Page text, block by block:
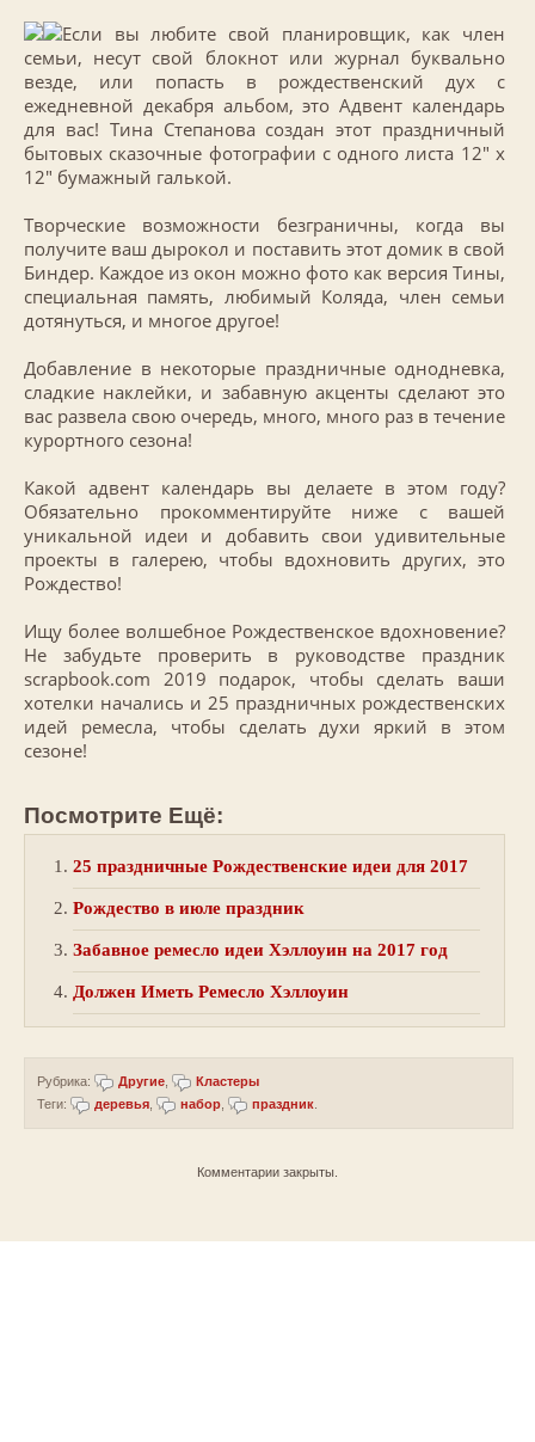
Если вы любите свой планировщик, как член
семьи, несут свой блокнот или журнал буквально
везде, или попасть в рождественский дух с
ежедневной декабря альбом, это Адвент календарь
для вас! Тина Степанова создан этот праздничный
бытовых сказочные фотографии с одного листа 12″ х
12″ бумажный галькой.
Творческие возможности безграничны, когда вы
получите ваш дырокол и поставить этот домик в свой
Биндер. Каждое из окон можно фото как версия Тины,
специальная память, любимый Коляда, член семьи
дотянуться, и многое другое!
Добавление в некоторые праздничные однодневка,
сладкие наклейки, и забавную акценты сделают это
вас развела свою очередь, много, много раз в течение
курортного сезона!
Какой адвент календарь вы делаете в этом году?
Обязательно прокомментируйте ниже с вашей
уникальной идеи и добавить свои удивительные
проекты в галерею, чтобы вдохновить других, это
Рождество!
Ищу более волшебное Рождественское вдохновение?
Не забудьте проверить в руководстве праздник
scrapbook.com 2019 подарок, чтобы сделать ваши
хотелки начались и 25 праздничных рождественских
идей ремесла, чтобы сделать духи яркий в этом
сезоне!
Посмотрите Ещё:
25 праздничные Рождественские идеи для 2017
Рождество в июле праздник
Забавное ремесло идеи Хэллоуин на 2017 год
Должен Иметь Ремесло Хэллоуин
Рубрика: Другие
Кластеры
Теги:
деревья набор праздник
Комментарии закрыты.